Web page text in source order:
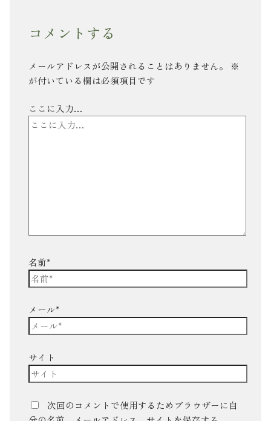
コメントする
メールアドレスが公開されることはありません。
※
が付いている欄は必須項目です
ここに入力…
名前*
メール*
サイト
次回のコメントで使用するためブラウザーに自